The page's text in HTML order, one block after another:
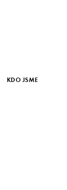
KDO JSME